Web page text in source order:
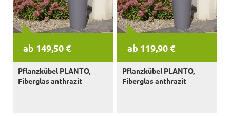
ab 149,50 €
Pflanzkübel PLANTO,
Fiberglas anthrazit
ab 119,90 €
Pflanzkübel PLANTO,
Fiberglas anthrazit